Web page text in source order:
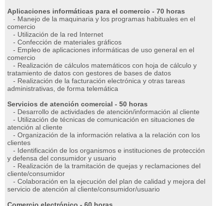
Aplicaciones informáticas para el comercio - 70 horas
- Manejo de la maquinaria y los programas habituales en el
comercio
- Utilización de la red Internet
- Confección de materiales gráficos
- Empleo de aplicaciones informáticas de uso general en el
comercio
- Realización de cálculos matemáticos con hoja de cálculo y
tratamiento de datos con gestores de bases de datos
- Realización de la facturación electrónica y otras tareas
administrativas, de forma telemática
Servicios de atención comercial - 50 horas
- Desarrollo de actividades de atención/información al cliente
- Utilización de técnicas de comunicación en situaciones de
atención al cliente
- Organización de la información relativa a la relación con los
clientes
- Identificación de los organismos e instituciones de protección
y defensa del consumidor y usuario
- Realización de la tramitación de quejas y reclamaciones del
cliente/consumidor
- Colaboración en la ejecución del plan de calidad y mejora del
servicio de atención al cliente/consumidor/usuario